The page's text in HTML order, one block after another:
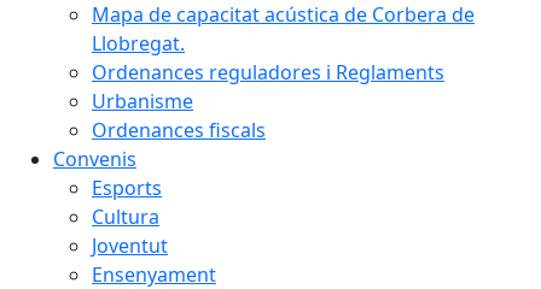
Mapa de capacitat acústica de Corbera de
Llobregat.
Ordenances reguladores i Reglaments
Urbanisme
Ordenances fiscals
Convenis
Esports
Cultura
Joventut
Ensenyament